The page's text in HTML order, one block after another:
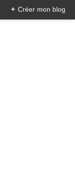
+ Créer mon blog